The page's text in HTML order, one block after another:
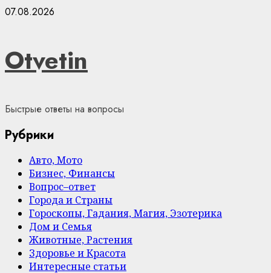
Skip
07.08.2026
Otvetin
Быстрые ответы на вопросы
Рубрики
Авто, Мото
Бизнес, Финансы
Вопрос–ответ
Города и Страны
Гороскопы, Гадания, Магия, Эзотерика
Дом и Семья
Животные, Растения
Здоровье и Красота
Интересные статьи